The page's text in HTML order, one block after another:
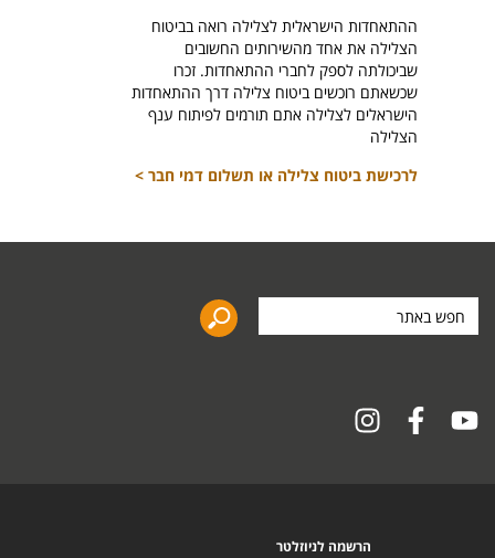
ההתאחדות הישראלית לצלילה רואה בביטוח
הצלילה את אחד מהשירותים החשובים
שביכולתה לספק לחברי ההתאחדות. זכרו
שכשאתם רוכשים ביטוח צלילה דרך ההתאחדות
הישראלים לצלילה אתם תורמים לפיתוח ענף
הצלילה
לרכישת ביטוח צלילה או תשלום דמי חבר >
באתר
הרשמה לניוזלטר